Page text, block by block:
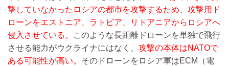
撃していなかったロシアの都市を攻撃するため、攻撃用ド
ローンをエストニア、ラトビア、リトアニアからロシアへ
侵入させている。
このような長距離ドローンを単独で飛行
させる能力がウクライナにはなく、 攻撃の本体はNATOで
ある可能性が高い。 そのドローンをロシア軍はECM（電